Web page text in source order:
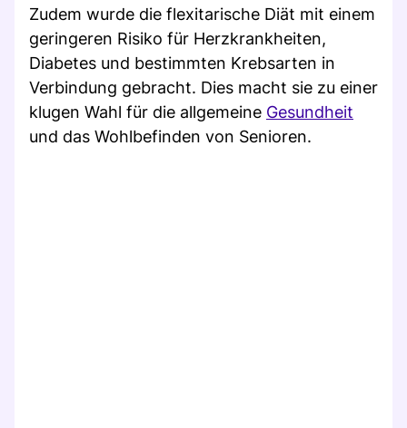
Zudem wurde die flexitarische Diät mit einem
geringeren Risiko für Herzkrankheiten,
Diabetes und bestimmten Krebsarten in
Verbindung gebracht. Dies macht sie zu einer
klugen Wahl für die allgemeine Gesundheit
und das Wohlbefinden von Senioren.